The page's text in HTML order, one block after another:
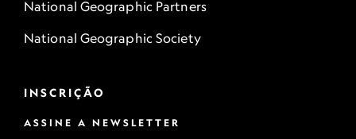
National Geographic Partners
National Geographic Society
INSCRIÇÃO
ASSINE A NEWSLETTER